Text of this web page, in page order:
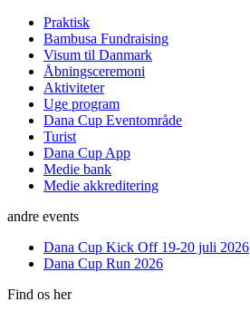
Praktisk
Bambusa Fundraising
Visum til Danmark
Åbningsceremoni
Aktiviteter
Uge program
Dana Cup Eventområde
Turist
Dana Cup App
Medie bank
Medie akkreditering
andre events
Dana Cup Kick Off 19-20 juli 2026
Dana Cup Run 2026
Find os her